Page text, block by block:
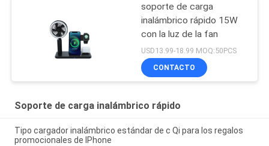
soporte de carga
inalámbrico rápido 15W
con la luz de la fan
USD13.99-18.99 MOQ:50PCS
CONTACTO
Soporte de carga inalámbrico rápido
Tipo cargador inalámbrico estándar de c Qi para los regalos
promocionales de IPhone